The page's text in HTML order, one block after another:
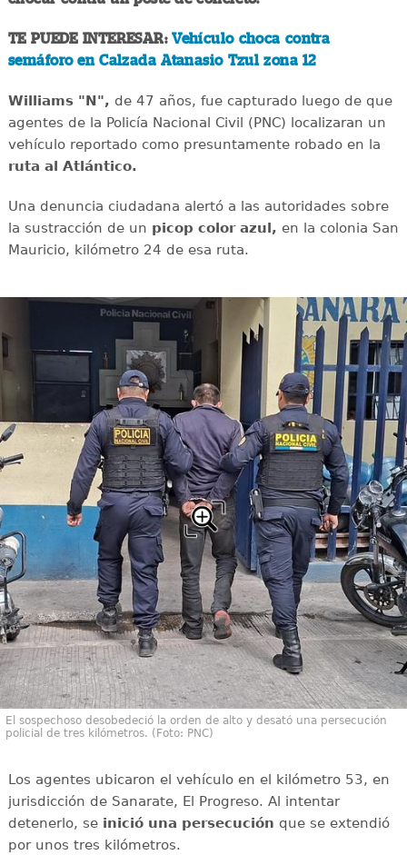
TE PUEDE INTERESAR:Vehículo choca contra
semáforo en Calzada Atanasio Tzul zona 12
Williams "N", de 47 años, fue capturado luego de que
agentes de la Policía Nacional Civil (PNC) localizaran un
vehículo reportado como presuntamente robado en la
ruta al Atlántico.
Una denuncia ciudadana alertó a las autoridades sobre
la sustracción de un picop color azul, en la colonia San
Mauricio, kilómetro 24 de esa ruta.
El sospechoso desobedeció la orden de alto y desató una persecución
policial de tres kilómetros. (Foto: PNC)
Los agentes ubicaron el vehículo en el kilómetro 53, en
jurisdicción de Sanarate, El Progreso. Al intentar
detenerlo, se inició una persecución que se extendió
por unos tres kilómetros.